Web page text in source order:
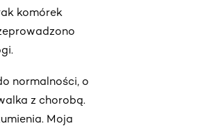
komórek
normalności, o
z chorobą.
Moja